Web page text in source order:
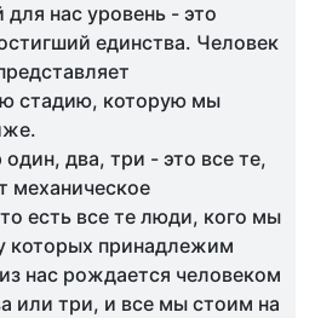
нас уровень - это
единства. Человек
стадию, которую мы
два, три - это все те,
механическое
есть все те люди, кого мы
которых принадлежим
нас рождается человеком
или три, и все мы стоим на